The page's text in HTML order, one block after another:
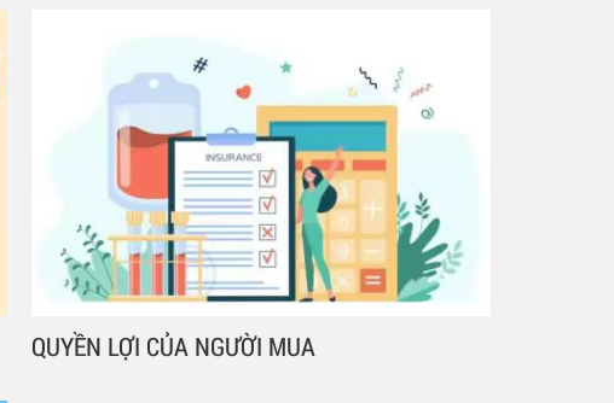
QUYỀN LỢI CỦA NGƯỜI MUA